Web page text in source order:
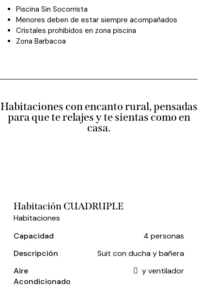
Piscina Sin Socorrista
Menores deben de estar siempre acompañados
Cristales prohibidos en zona piscina
Zona Barbacoa
Habitaciones con encanto rural, pensadas
para que te relajes y te sientas como en
casa.
Habitación CUADRUPLE
Habitaciones
Capacidad
4 personas
Descripción
Suit con ducha y bañera
Aire
Acondicionado
y ventilador